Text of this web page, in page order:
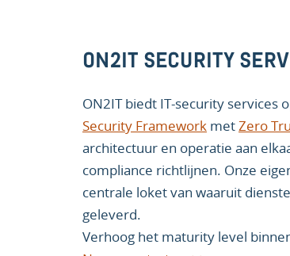
ON2IT SECURITY
ON2IT biedt IT-security services
Security Framework metZero
architectuur en operatie aan
compliance richtlijnen. Onze
centrale loket van waaruit
geleverd.
Verhoog het maturity level